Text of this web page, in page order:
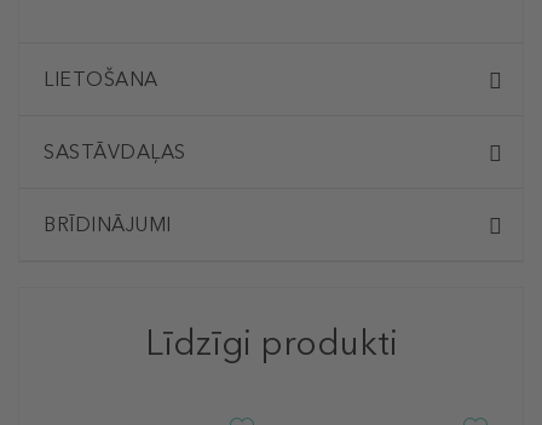
LIETOŠANA
SASTĀVDAĻAS
BRĪDINĀJUMI
Līdzīgi produkti